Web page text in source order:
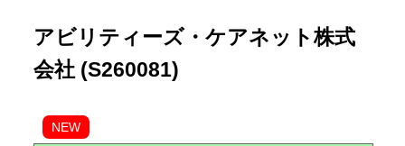
アビリティーズ・ケアネット株式
会社 (S260081)
NEW